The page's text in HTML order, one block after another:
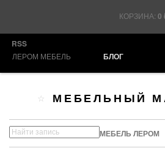
КОРЗИНА: 0
RSS
ЛЕРОМ МЕБЕЛЬ БЛОГ
МЕБЕЛЬНЫЙ
МЕБЕЛЬ ЛЕРОМ